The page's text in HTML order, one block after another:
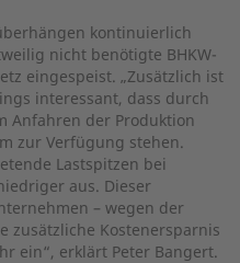
kontinuierlich
nicht benötigte BHKW-
eingespeist. „Zusätzlich ist
interessant, dass durch
Anfahren der Produktion
zur Verfügung stehen.
Lastspitzen bei
aus. Dieser
– wegen der
zusätzliche Kosten­ersparnis
ein“, erklärt Peter Bangert.